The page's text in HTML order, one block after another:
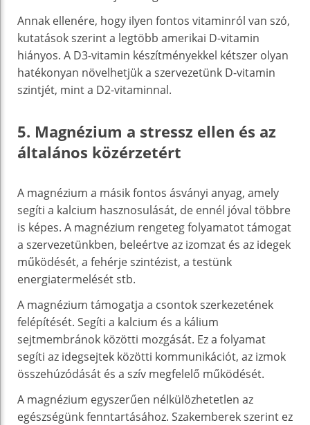
Annak ellenére, hogy ilyen fontos vitaminról van szó,
kutatások szerint a legtöbb amerikai D-vitamin
hiányos. A D3-vitamin készítményekkel kétszer olyan
hatékonyan növelhetjük a szervezetünk D-vitamin
szintjét, mint a D2-vitaminnal.
5. Magnézium a stressz ellen és az
általános közérzetért
A magnézium a másik fontos ásványi anyag, amely
segíti a kalcium hasznosulását, de ennél jóval többre
is képes. A magnézium rengeteg folyamatot támogat
a szervezetünkben, beleértve az izomzat és az idegek
működését, a fehérje szintézist, a testünk
energiatermelését stb.
A magnézium támogatja a csontok szerkezetének
felépítését. Segíti a kalcium és a kálium
sejtmembránok közötti mozgását. Ez a folyamat
segíti az idegsejtek közötti kommunikációt, az izmok
összehúzódását és a szív megfelelő működését.
A magnézium egyszerűen nélkülözhetetlen az
egészségünk fenntartásához. Szakemberek szerint ez